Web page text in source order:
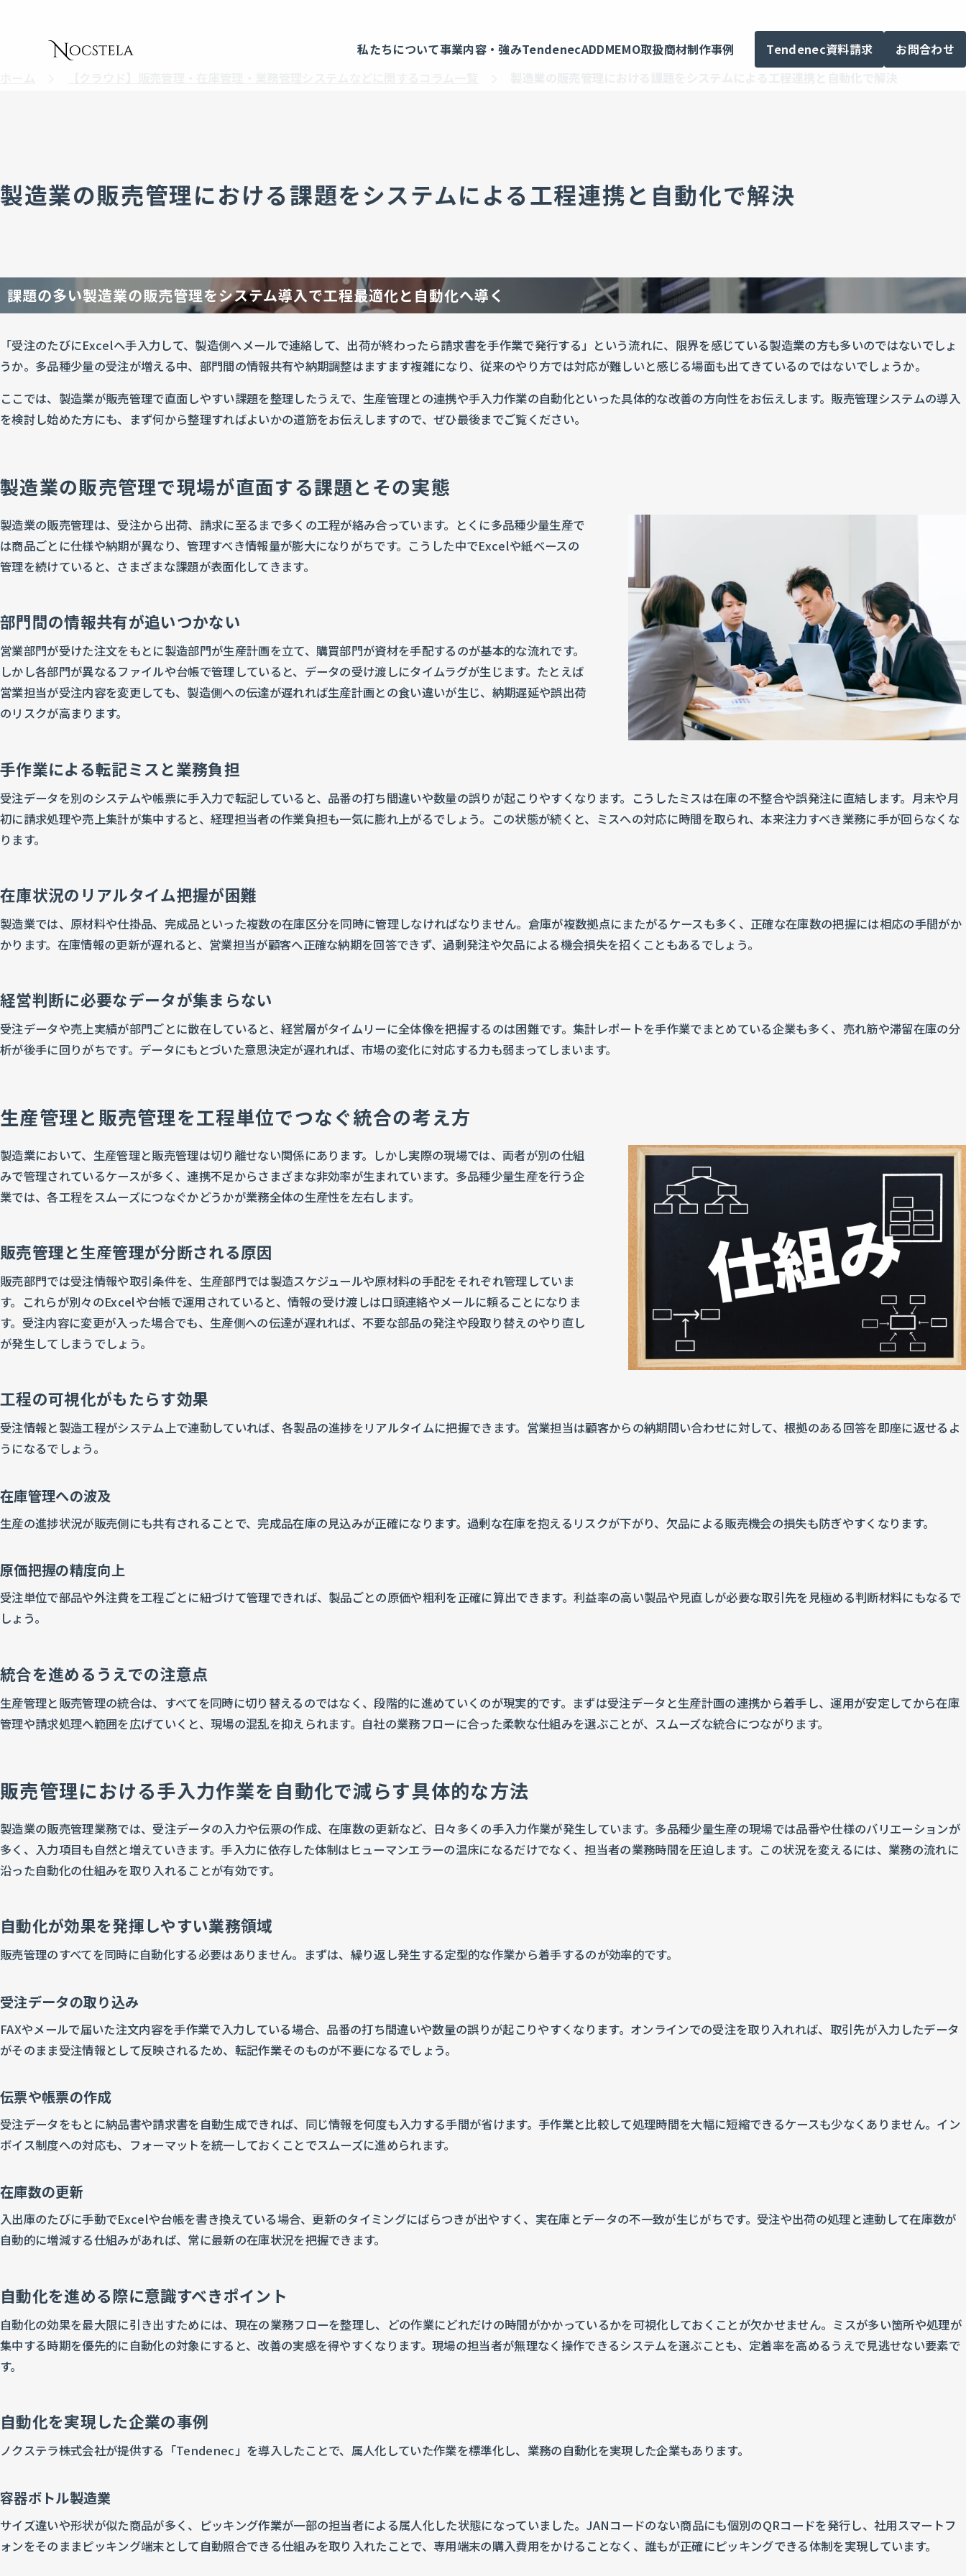
私たちについて事業内容・強みTendenecADDMEMO取扱商材制作事例 Tendenec資料請求
お問合わせ
製造業の販売管理における課題をシステムによる工程連携と自動化で解決
課題の多い製造業の販売管理をシステム導入で工程最適化と自動化へ導く
「受注のたびにExcelへ手入力して、製造側へメールで連絡して、出荷が終わったら請求書を手作業で発行する」という流れに、限界を感じている製造業の方も多いのではないでしょ
うか。多品種少量の受注が増える中、部門間の情報共有や納期調整はますます複雑になり、従来のやり方では対応が難しいと感じる場面も出てきているのではないでしょうか。
ここでは、製造業が販売管理で直面しやすい課題を整理したうえで、生産管理との連携や手入力作業の自動化といった具体的な改善の方向性をお伝えします。販売管理システムの導入
を検討し始めた方にも、まず何から整理すればよいかの道筋をお伝えしますので、ぜひ最後までご覧ください。
製造業の販売管理で現場が直面する課題とその実態
製造業の販売管理は、受注から出荷、請求に至るまで多くの工程が絡み合っています。とくに多品種少量生産で
は商品ごとに仕様や納期が異なり、管理すべき情報量が膨大になりがちです。こうした中でExcelや紙ベースの
管理を続けていると、さまざまな課題が表面化してきます。
部門間の情報共有が追いつかない
営業部門が受けた注文をもとに製造部門が生産計画を立て、購買部門が資材を手配するのが基本的な流れです。
しかし各部門が異なるファイルや台帳で管理していると、データの受け渡しにタイムラグが生じます。たとえば
営業担当が受注内容を変更しても、製造側への伝達が遅れれば生産計画との食い違いが生じ、納期遅延や誤出荷
のリスクが高まります。
手作業による転記ミスと業務負担
受注データを別のシステムや帳票に手入力で転記していると、品番の打ち間違いや数量の誤りが起こりやすくなります。こうしたミスは在庫の不整合や誤発注に直結します。月末や月
初に請求処理や売上集計が集中すると、経理担当者の作業負担も一気に膨れ上がるでしょう。この状態が続くと、ミスへの対応に時間を取られ、本来注力すべき業務に手が回らなくな
ります。
在庫状況のリアルタイム把握が困難
製造業では、原材料や仕掛品、完成品といった複数の在庫区分を同時に管理しなければなりません。倉庫が複数拠点にまたがるケースも多く、正確な在庫数の把握には相応の手間がか
かります。在庫情報の更新が遅れると、営業担当が顧客へ正確な納期を回答できず、過剰発注や欠品による機会損失を招くこともあるでしょう。
経営判断に必要なデータが集まらない
受注データや売上実績が部門ごとに散在していると、経営層がタイムリーに全体像を把握するのは困難です。集計レポートを手作業でまとめている企業も多く、売れ筋や滞留在庫の分
析が後手に回りがちです。データにもとづいた意思決定が遅れれば、市場の変化に対応する力も弱まってしまいます。
生産管理と販売管理を工程単位でつなぐ統合の考え方
製造業において、生産管理と販売管理は切り離せない関係にあります。しかし実際の現場では、両者が別の仕組
みで管理されているケースが多く、連携不足からさまざまな非効率が生まれています。多品種少量生産を行う企
業では、各工程をスムーズにつなぐかどうかが業務全体の生産性を左右します。
販売管理と生産管理が分断される原因
販売部門では受注情報や取引条件を、生産部門では製造スケジュールや原材料の手配をそれぞれ管理していま
す。これらが別々のExcelや台帳で運用されていると、情報の受け渡しは口頭連絡やメールに頼ることになりま
す。受注内容に変更が入った場合でも、生産側への伝達が遅れれば、不要な部品の発注や段取り替えのやり直し
が発生してしまうでしょう。
工程の可視化がもたらす効果
受注情報と製造工程がシステム上で連動していれば、各製品の進捗をリアルタイムに把握できます。営業担当は顧客からの納期問い合わせに対して、根拠のある回答を即座に返せるよ
うになるでしょう。
在庫管理への波及
生産の進捗状況が販売側にも共有されることで、完成品在庫の見込みが正確になります。過剰な在庫を抱えるリスクが下がり、欠品による販売機会の損失も防ぎやすくなります。
原価把握の精度向上
受注単位で部品や外注費を工程ごとに紐づけて管理できれば、製品ごとの原価や粗利を正確に算出できます。利益率の高い製品や見直しが必要な取引先を見極める判断材料にもなるで
しょう。
統合を進めるうえでの注意点
生産管理と販売管理の統合は、すべてを同時に切り替えるのではなく、段階的に進めていくのが現実的です。まずは受注データと生産計画の連携から着手し、運用が安定してから在庫
管理や請求処理へ範囲を広げていくと、現場の混乱を抑えられます。自社の業務フローに合った柔軟な仕組みを選ぶことが、スムーズな統合につながります。
販売管理における手入力作業を自動化で減らす具体的な方法
製造業の販売管理業務では、受注データの入力や伝票の作成、在庫数の更新など、日々多くの手入力作業が発生しています。多品種少量生産の現場では品番や仕様のバリエーションが
多く、入力項目も自然と増えていきます。手入力に依存した体制はヒューマンエラーの温床になるだけでなく、担当者の業務時間を圧迫します。この状況を変えるには、業務の流れに
沿った自動化の仕組みを取り入れることが有効です。
自動化が効果を発揮しやすい業務領域
販売管理のすべてを同時に自動化する必要はありません。まずは、繰り返し発生する定型的な作業から着手するのが効率的です。
受注データの取り込み
FAXやメールで届いた注文内容を手作業で入力している場合、品番の打ち間違いや数量の誤りが起こりやすくなります。オンラインでの受注を取り入れれば、取引先が入力したデータ
がそのまま受注情報として反映されるため、転記作業そのものが不要になるでしょう。
伝票や帳票の作成
受注データをもとに納品書や請求書を自動生成できれば、同じ情報を何度も入力する手間が省けます。手作業と比較して処理時間を大幅に短縮できるケースも少なくありません。イン
ボイス制度への対応も、フォーマットを統一しておくことでスムーズに進められます。
在庫数の更新
入出庫のたびに手動でExcelや台帳を書き換えている場合、更新のタイミングにばらつきが出やすく、実在庫とデータの不一致が生じがちです。受注や出荷の処理と連動して在庫数が
自動的に増減する仕組みがあれば、常に最新の在庫状況を把握できます。
自動化を進める際に意識すべきポイント
自動化の効果を最大限に引き出すためには、現在の業務フローを整理し、どの作業にどれだけの時間がかかっているかを可視化しておくことが欠かせません。ミスが多い箇所や処理が
集中する時期を優先的に自動化の対象にすると、改善の実感を得やすくなります。現場の担当者が無理なく操作できるシステムを選ぶことも、定着率を高めるうえで見逃せない要素で
す。
自動化を実現した企業の事例
ノクステラ株式会社が提供する「Tendenec」を導入したことで、属人化していた作業を標準化し、業務の自動化を実現した企業もあります。
容器ボトル製造業
サイズ違いや形状が似た商品が多く、ピッキング作業が一部の担当者による属人化した状態になっていました。JANコードのない商品にも個別のQRコードを発行し、社用スマートフ
ォンをそのままピッキング端末として自動照合できる仕組みを取り入れたことで、専用端末の購入費用をかけることなく、誰もが正確にピッキングできる体制を実現しています。